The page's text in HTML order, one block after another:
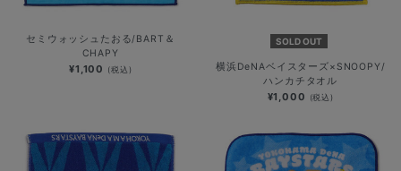
セミウォッシュたおる/BART＆
CHAPY
¥1,100 (税込)
SOLD OUT
横浜DeNAベイスターズ×SNOOPY/
ハンカチタオル
¥1,000 (税込)